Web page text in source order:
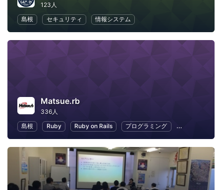
123人
島根
セキュリティ 情報システム
Matsue.rb
336人
島根
Ruby Ruby on Rails プログラミング オープンソース